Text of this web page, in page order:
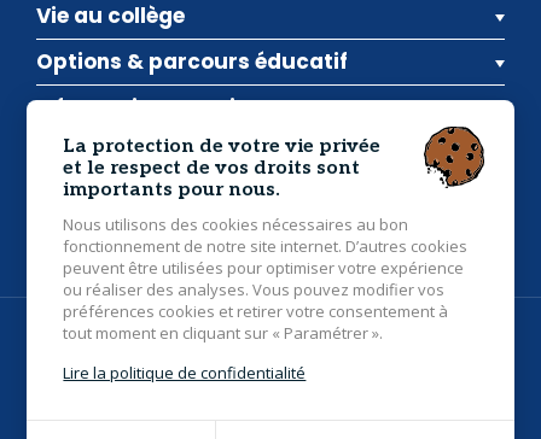
Vie au collège
Options & parcours éducatif
Informations pratiques
Collège Saint Gildas- 28 route de Pipark, 56400
Brec'h
02 97 24 21 55
Inscriptions Actualités Contact
© 2026 Collège Saint Gildas Brec'h - Tous droits réservés -
Photos non contractuelles -
Grouplive - Création de sites internet à Vannes
La protection de votre vie privée
et le respect de vos droits sont
importants pour nous.
Nous utilisons des cookies nécessaires au bon
fonctionnement de notre site internet. D’autres cookies
peuvent être utilisées pour optimiser votre expérience
ou réaliser des analyses. Vous pouvez modifier vos
préférences cookies et retirer votre consentement à
tout moment en cliquant sur « Paramétrer ».
Lire la politique de confidentialité